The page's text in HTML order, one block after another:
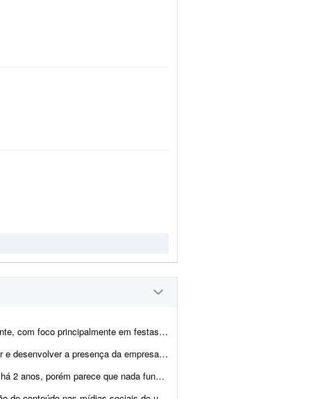
além de eventos sociais e corporativos. Procuro um(a) social media freelancer pa...
- Criar um site no Linktree ou similar. - Produzir 60 posts ...
ganhar seguidores nem aumentar o engajamento das minhas pá...